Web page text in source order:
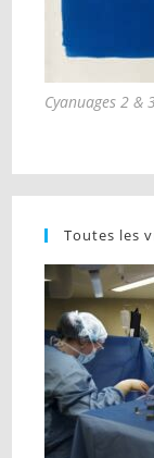
Cyanuages 2 &
Toutes les